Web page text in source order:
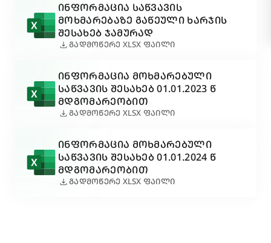
ᲘᲜᲤᲝᲠᲛᲐᲪᲘᲐ ᲡᲐᲬᲕᲐᲕᲘᲡ
ᲛᲝᲮᲛᲐᲠᲔᲑᲐᲖᲔ ᲒᲐᲬᲔᲣᲚᲘ ᲮᲐᲠᲯᲘᲡ
ᲨᲔᲡᲐᲮᲔᲑ ᲯᲐᲛᲣᲠᲐᲓ
downloadᲒᲐᲓᲛᲝᲬᲔᲠᲔ XLSX ᲤᲐᲘᲚᲘ
ᲘᲜᲤᲝᲠᲛᲐᲪᲘᲐ ᲛᲝᲮᲛᲐᲠᲔᲑᲣᲚᲘ
ᲡᲐᲬᲕᲐᲕᲘᲡ ᲨᲔᲡᲐᲮᲔᲑ 01.01.2023 Წ
ᲛᲓᲒᲝᲛᲐᲠᲔᲝᲑᲘᲗ
downloadᲒᲐᲓᲛᲝᲬᲔᲠᲔ XLSX ᲤᲐᲘᲚᲘ
ᲘᲜᲤᲝᲠᲛᲐᲪᲘᲐ ᲛᲝᲮᲛᲐᲠᲔᲑᲣᲚᲘ
ᲡᲐᲬᲕᲐᲕᲘᲡ ᲨᲔᲡᲐᲮᲔᲑ 01.01.2024 Წ
ᲛᲓᲒᲝᲛᲐᲠᲔᲝᲑᲘᲗ
downloadᲒᲐᲓᲛᲝᲬᲔᲠᲔ XLSX ᲤᲐᲘᲚᲘ